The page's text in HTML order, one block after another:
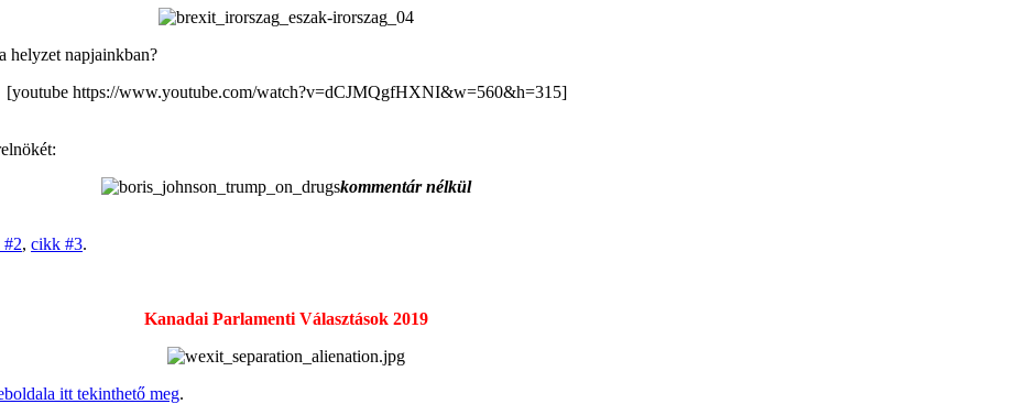
helyzet napjainkban?
[youtube https://www.youtube.com/watch?v=dCJMQgfHXNI&w=560&h=315]
kommentár nélkül
, cikk #3.
Kanadai Parlamenti Választások 2019
itt tekinthető meg.